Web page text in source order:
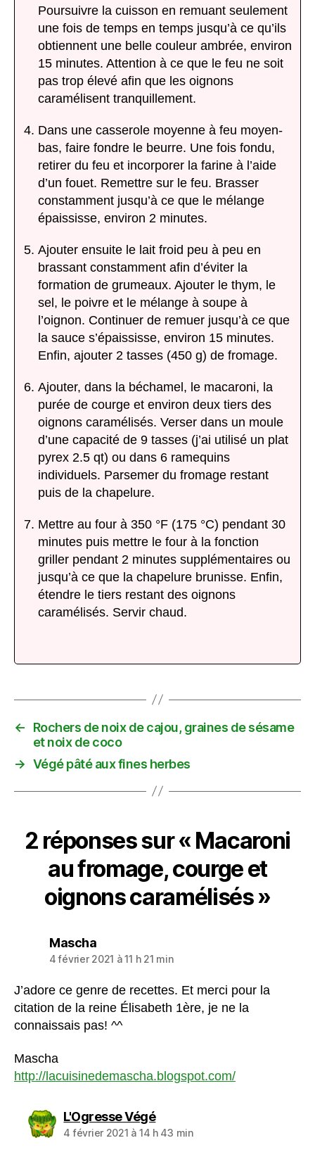
Poursuivre la cuisson en remuant seulement
une fois de temps en temps jusqu’à ce qu’ils
obtiennent une belle couleur ambrée, environ
15 minutes. Attention à ce que le feu ne soit
pas trop élevé afin que les oignons
caramélisent tranquillement.
Dans une casserole moyenne à feu moyen-
bas, faire fondre le beurre. Une fois fondu,
retirer du feu et incorporer la farine à l’aide
d’un fouet. Remettre sur le feu. Brasser
constamment jusqu’à ce que le mélange
épaississe, environ 2 minutes.
Ajouter ensuite le lait froid peu à peu en
brassant constamment afin d’éviter la
formation de grumeaux. Ajouter le thym, le
sel, le poivre et le mélange à soupe à
l’oignon. Continuer de remuer jusqu’à ce que
la sauce s’épaississe, environ 15 minutes.
Enfin, ajouter 2 tasses (450 g) de fromage.
Ajouter, dans la béchamel, le macaroni, la
purée de courge et environ deux tiers des
oignons caramélisés. Verser dans un moule
d’une capacité de 9 tasses (j’ai utilisé un plat
pyrex 2.5 qt) ou dans 6 ramequins
individuels. Parsemer du fromage restant
puis de la chapelure.
Mettre au four à 350 °F (175 °C) pendant 30
minutes puis mettre le four à la fonction
griller pendant 2 minutes supplémentaires ou
jusqu’à ce que la chapelure brunisse. Enfin,
étendre le tiers restant des oignons
caramélisés. Servir chaud.
←
Rochers de noix de cajou, graines de sésame
et noix de coco
→ Végé pâté aux fines herbes
2 réponses sur « Macaroni
au fromage, courge et
oignons caramélisés »
Maschadit :
4 février 2021 à 11 h 21 min
J’adore ce genre de recettes. Et merci pour la
citation de la reine Élisabeth 1ère, je ne la
connaissais pas! ^^
Mascha
http://lacuisinedemascha.blogspot.com/
L'Ogresse Végédit :
4 février 2021 à 14 h 43 min